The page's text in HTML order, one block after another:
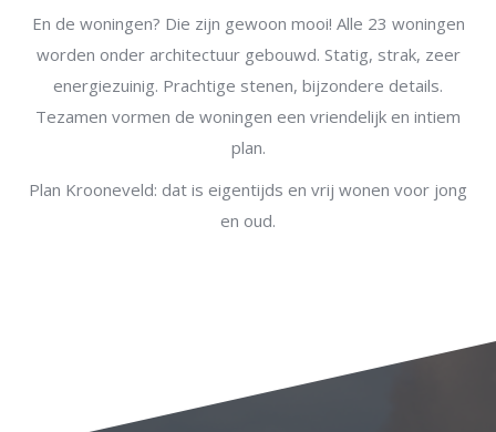
En de woningen? Die zijn gewoon mooi! Alle 23 woningen
worden onder architectuur gebouwd. Statig, strak, zeer
energiezuinig. Prachtige stenen, bijzondere details.
Tezamen vormen de woningen een vriendelijk en intiem
plan.
Plan Krooneveld: dat is eigentijds en vrij wonen voor jong
en oud.